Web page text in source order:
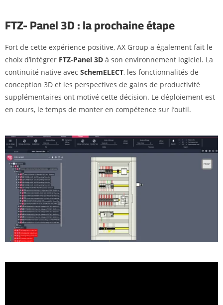
FTZ- Panel 3D : la prochaine étape
Fort de cette expérience positive, AX Group a également fait le
choix d’intégrer FTZ-Panel 3D à son environnement logiciel. La
continuité native avec SchemELECT, les fonctionnalités de
conception 3D et les perspectives de gains de productivité
supplémentaires ont motivé cette décision. Le déploiement est
en cours, le temps de monter en compétence sur l’outil.